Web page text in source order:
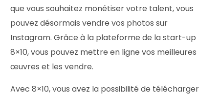
que vous souhaitez monétiser votre talent, vous
pouvez désormais vendre vos photos sur
Instagram. Grâce à la plateforme de la start-up
8×10, vous pouvez mettre en ligne vos meilleures
œuvres et les vendre.
Avec 8×10, vous avez la possibilité de télécharger